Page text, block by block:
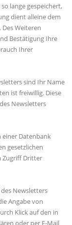
lange gespeichert,
dient alleine dem
Weiteren
Bestätigung Ihre
Ihrer
sind Ihr Name
ist freiwillig. Diese
Newsletters
Datenbank
gesetzlichen
Zugriff Dritter
Newsletters
Angabe von
Klick auf den in
oder per E-Mail